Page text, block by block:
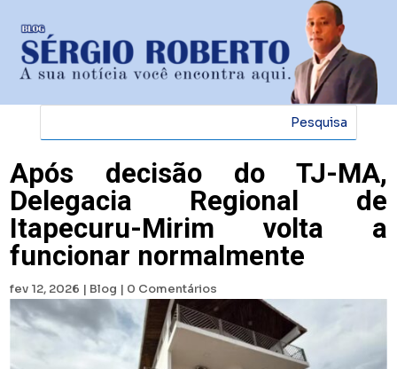
Após decisão do TJ-MA,
Delegacia Regional de
Itapecuru-Mirim volta a
funcionar normalmente
fev 12, 2026 | Blog | 0 Comentários